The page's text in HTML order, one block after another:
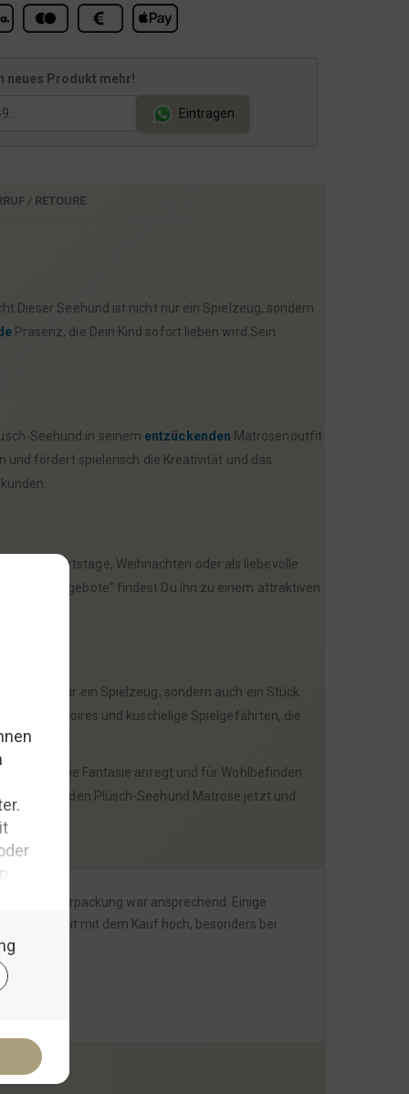
9
€
4
,
€
.
neues Produkt mehr!
Eintragen
/ RETOURE
Seehund ist nicht nur ein Spielzeug, sondern
Präsenz, die Dein Kind sofort lieben wird.Sein
Seehund in seinem entzückenden Matrosenoutfit
und fördert spielerisch die Kreativität und das
für Geburtstage, Weihnachten oder als liebevolle
“Angebote” findest Du ihn zu einem attraktiven
ist nicht nur ein Spielzeug, sondern auch ein Stück
Accessoires und kuschelige Spielgefährten, die
das die Fantasie anregt und für Wohlbefinden
Dir den Plüsch-Seehund Matrose jetzt und
die Verpackung war ansprechend. Einige
mit dem Kauf hoch, besonders bei